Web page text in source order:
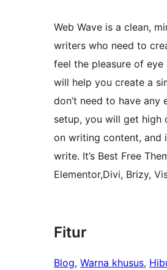
Web Wave is a clean,
writers who need to
feel the pleasure of
will help you create a
don’t need to have any
setup, you will get
on writing content, and
write. It’s Best Free
Elementor,Divi, Brizy,
Fitur
Blog, Warna khusus,